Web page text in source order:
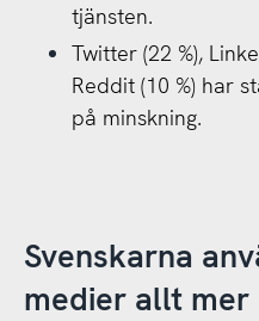
tjänsten.
Twitter (22 %),
Reddit (10 %) har
på minskning.
Svenskarna
medier allt mer